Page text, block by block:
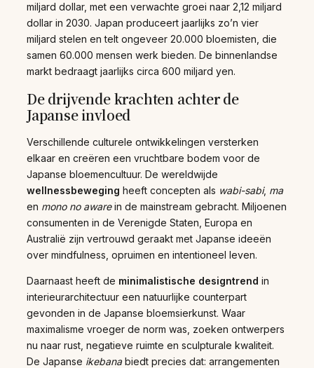
miljard dollar, met een verwachte groei naar 2,12 miljard
dollar in 2030. Japan produceert jaarlijks zo’n vier
miljard stelen en telt ongeveer 20.000 bloemisten, die
samen 60.000 mensen werk bieden. De binnenlandse
markt bedraagt jaarlijks circa 600 miljard yen.
De drijvende krachten achter de
Japanse invloed
Verschillende culturele ontwikkelingen versterken
elkaar en creëren een vruchtbare bodem voor de
Japanse bloemencultuur. De wereldwijde
wellnessbeweging heeft concepten als wabi-sabi, ma
en mono no awarein de mainstream gebracht. Miljoenen
consumenten in de Verenigde Staten, Europa en
Australië zijn vertrouwd geraakt met Japanse ideeën
over mindfulness, opruimen en intentioneel leven.
Daarnaast heeft de minimalistische designtrend in
interieurarchitectuur een natuurlijke counterpart
gevonden in de Japanse bloemsierkunst. Waar
maximalisme vroeger de norm was, zoeken ontwerpers
nu naar rust, negatieve ruimte en sculpturale kwaliteit.
De Japanse ikebanabiedt precies dat: arrangementen